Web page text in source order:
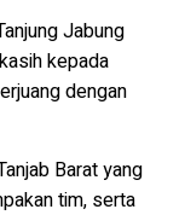
Jabung
kepada
dengan
Barat yang
tim, serta